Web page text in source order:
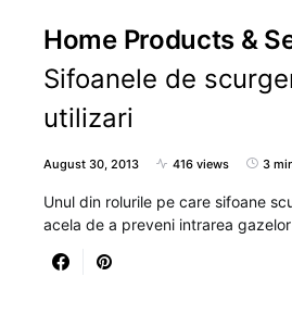
Home Products &
Sifoanele de
utilizari
August 30, 2013 416 views 3
Unul din rolurile pe care sifoane
acela de a preveni intrarea